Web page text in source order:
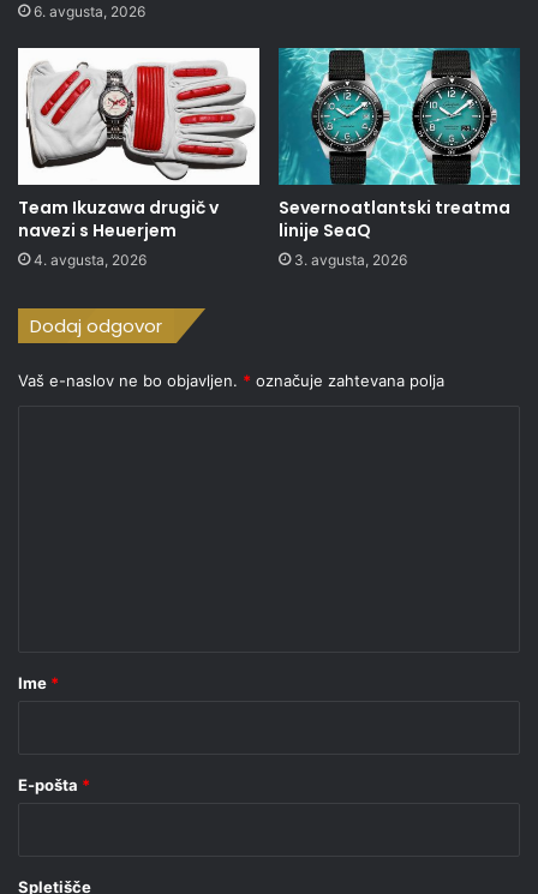
6. avgusta, 2026
Team Ikuzawa drugič v
navezi s Heuerjem
4. avgusta, 2026
Severnoatlantski treatma
linije SeaQ
3. avgusta, 2026
Dodaj odgovor
Vaš e-naslov ne bo objavljen. * označuje zahtevana polja
rIme *
E-pošta *
Spletišče